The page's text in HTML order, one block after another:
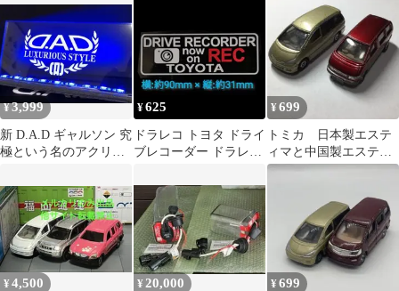
¥3,999
新 D.A.D ギャルソン 究
極という名のアクリル
¥625
ドラレコ トヨタ ドライ
ブレコーダー ドラレコ
¥699
トミカ 日本製エステ
ィマと中国製エスティ
マ 2台セット
¥4,500 ¥ 20,000 ¥699